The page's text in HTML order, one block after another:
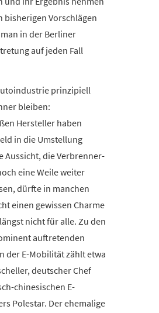
bisherigen Vorschlägen
in der Berliner
auf jeden Fall
prinzipiell
bleiben:
Hersteller haben
in die Umstellung
Aussicht, die Verbrenner-
eine Weile weiter
dürfte in manchen
einen gewissen Charme
nicht für alle. Zu den
auftretenden
der E-Mobilität zählt etwa
deutscher Chef
chinesischen E-
Polestar. Der ehemalige